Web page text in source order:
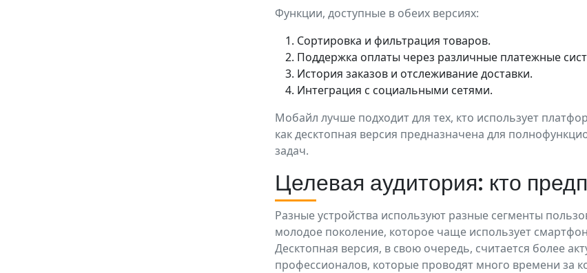
Функции, доступные в обеих версиях:
Сортировка и фильтрация товаров.
Поддержка оплаты через различные платежные
История заказов и отслеживание доставки.
Интеграция с социальными сетями.
Мобайл лучше подходит для тех, кто использует
как десктопная версия предназначена для
задач.
Целевая аудитория: кто
Разные устройства используют разные сегменты
молодое поколение, которое чаще использует
Десктопная версия, в свою очередь, считается более
профессионалов, которые проводят много времени